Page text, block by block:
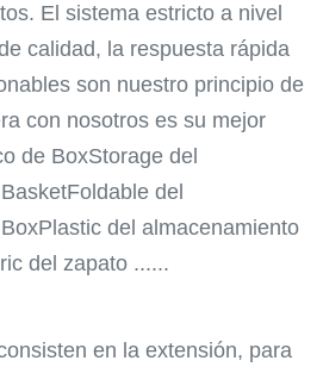
El sistema estricto a nivel
calidad, la respuesta rápida
son nuestro principio de
con nosotros es su mejor
de BoxStorage del
del
del almacenamiento
del zapato ......
en la extensión, para